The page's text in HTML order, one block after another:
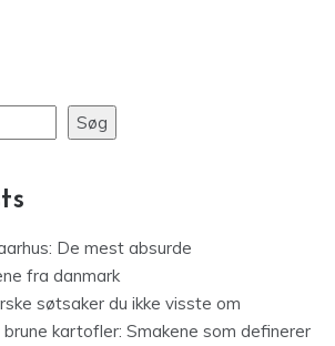
Søg
De mest absurde
fra danmark
søtsaker du ikke visste om
kartofler: Smakene som definerer